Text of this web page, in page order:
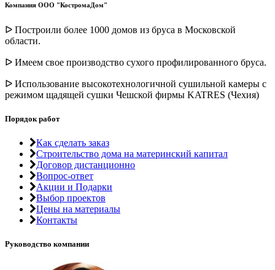
Компания ООО "КостромаДом"
ᐅ Построили более 1000 домов из бруса в Московской
области.
ᐅ Имеем свое производство сухого профилированного бруса.
ᐅ Использование высокотехнологичной сушильной камеры с
режимом щадящей сушки Чешской фирмы KATRES (Чехия)
Порядок работ
Как сделать заказ
Строительство дома на материнский капитал
Договор дистанционно
Вопрос-ответ
Акции и Подарки
Выбор проектов
Цены на материалы
Контакты
Руководство компании